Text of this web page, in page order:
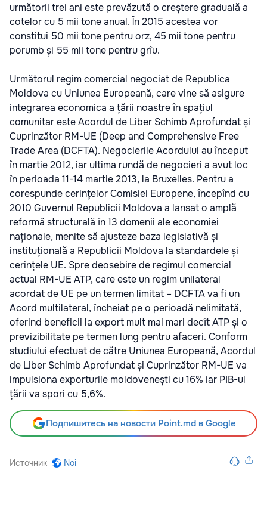
următorii trei ani este prevăzută o creștere graduală a
cotelor cu 5 mii tone anual. În 2015 acestea vor
constitui 50 mii tone pentru orz, 45 mii tone pentru
porumb și 55 mii tone pentru grîu.
Următorul regim comercial negociat de Republica
Moldova cu Uniunea Europeană, care vine să asigure
integrarea economica a țării noastre în spațiul
comunitar este Acordul de Liber Schimb Aprofundat și
Cuprinzător RM-UE (Deep and Comprehensive Free
Trade Area (DCFTA). Negocierile Acordului au început
în martie 2012, iar ultima rundă de negocieri a avut loc
în perioada 11-14 martie 2013, la Bruxelles. Pentru a
corespunde cerințelor Comisiei Europene, începînd cu
2010 Guvernul Republicii Moldova a lansat o amplă
reformă structurală în 13 domenii ale economiei
naționale, menite să ajusteze baza legislativă și
instituțională a Republicii Moldova la standardele și
cerințele UE. Spre deosebire de regimul comercial
actual RM-UE ATP, care este un regim unilateral
acordat de UE pe un termen limitat – DCFTA va fi un
Acord multilateral, încheiat pe o perioadă nelimitată,
oferind beneficii la export mult mai mari decît ATP şi o
previzibilitate pe termen lung pentru afaceri. Conform
studiului efectuat de către Uniunea Europeană, Acordul
de Liber Schimb Aprofundat și Cuprinzător RM-UE va
impulsiona exporturile moldovenești cu 16% iar PIB-ul
țării va spori cu 5,6%.
Подпишитесь на новости Point.md в Google
Источник Noi